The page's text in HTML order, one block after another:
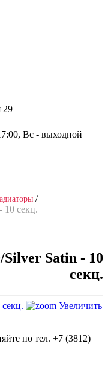
29
Вс - выходной
/
10 секц.
Satin - 10
секц.
Увеличить
по тел. +7 (3812)